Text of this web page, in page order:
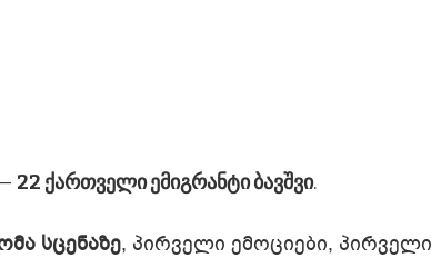
22 ქართველი ემიგრანტი ბავშვი.
სცენაზე, პირველი ემოციები, პირველი